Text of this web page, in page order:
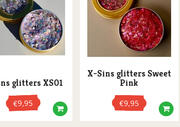
glitters XS01
€9,95
X-Sins glitters Sweet
Pink
€9,95